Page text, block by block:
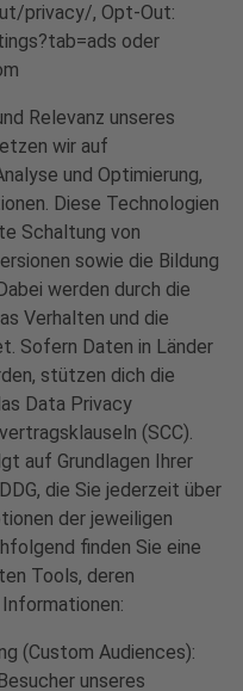
privacy/, Opt-Out:
oder
Relevanz unseres
wir auf
und Optimierung,
Diese Technologien
Schaltung von
sowie die Bildung
werden durch die
Verhalten und die
Sofern Daten in Länder
stützen dich die
Data Privacy
(SCC).
auf Grundlagen Ihrer
die Sie jederzeit über
der jeweiligen
finden Sie eine
Tools, deren
(Custom Audiences):
unseres